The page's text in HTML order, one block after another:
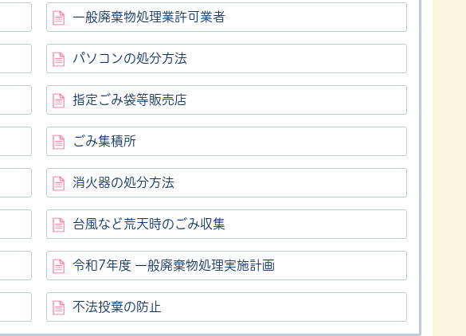
一般廃棄物処理業許可業者
パソコンの処分方法
指定ごみ袋等販売店
ごみ集積所
消火器の処分方法
台風など荒天時のごみ収集
令和7年度 一般廃棄物処理実施計画
不法投棄の防止